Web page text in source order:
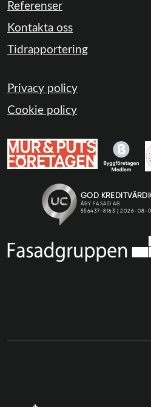
Referenser
Kontakta oss
Tidrapportering
Privacy policy
Cookie policy